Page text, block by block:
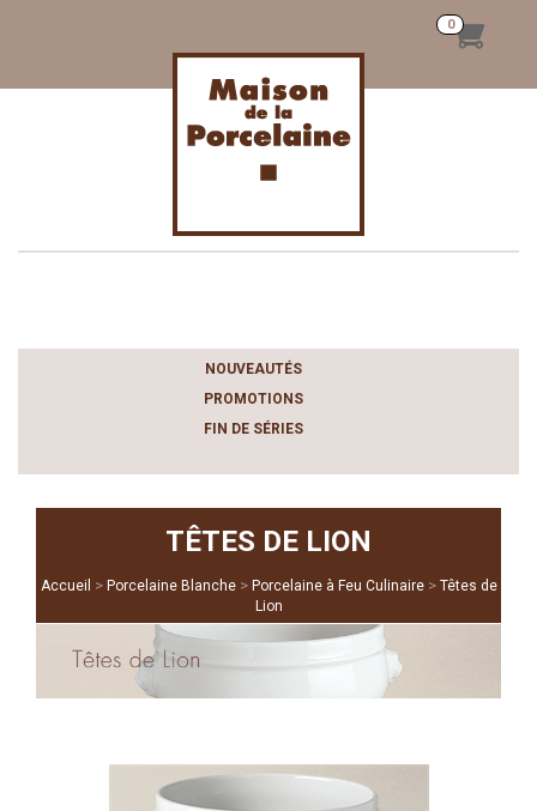
NOUVEAUTÉS
PROMOTIONS
FIN DE SÉRIES
TÊTES DE LION
Accueil > Porcelaine Blanche > Porcelaine à Feu Culinaire > Têtes de
Lion